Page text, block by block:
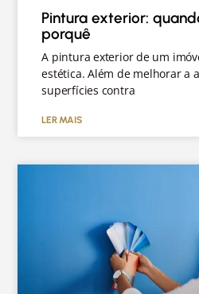
Pintura exterior:
porquê
A pintura exterior de um
estética. Além de melhorar a
superfícies contra
LER MAIS